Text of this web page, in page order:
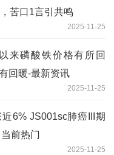
苦口1言引共鸣
2025-11-25
来磷酸铁价格有所回
回暖-最新资讯
2025-11-25
6% JS001sc肺癌III期
前热门
2025-11-25